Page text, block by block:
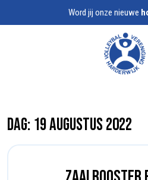
Word jij onze nieuwe
Dag: 19 augustus 2022